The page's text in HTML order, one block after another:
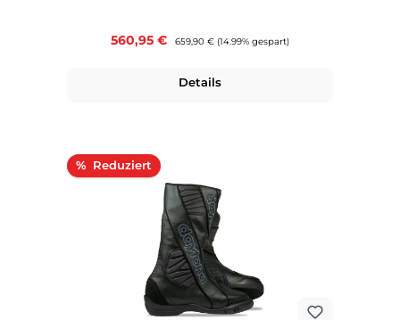
Verkaufspreis:
560,95 € Regulärer Preis:
659,90 € (14.99% gespart)
Details
% Rabatt